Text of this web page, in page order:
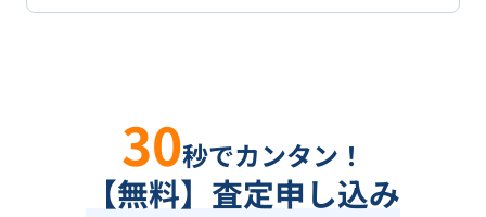
30秒でカンタン！
【無料】査定申し込み